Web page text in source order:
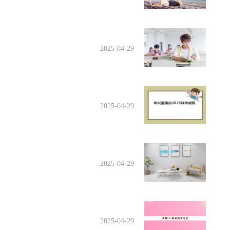
2025-04-29
2025-04-29
2025-04-29
2025-04-29